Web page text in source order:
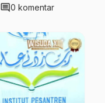
comment0 komentar